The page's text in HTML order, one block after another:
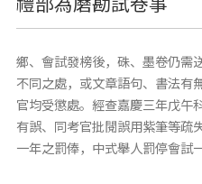
鄉、會試發榜後，硃、墨卷仍需
不同之處，或文章語句、書法有
官均受懲處。經查嘉慶三年戊午
有誤、同考官批閱誤用紫筆等疏
一年之罰俸，中式舉人罰停會試一